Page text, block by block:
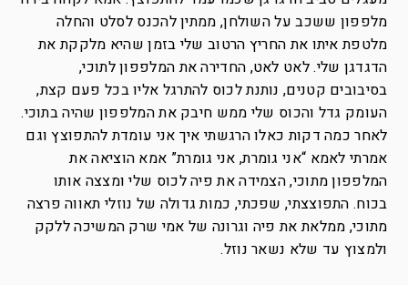
מלפפון ששכב על השולחן, ממתין להכנס לסלט והחלה
מלטפת איתו את החריץ הרטוב שלי בזמן שהיא מלקקת את
הדגדגן שלי. לאט לאט, החדירה את המלפפון לתוכי,
בסיבובים קטנים, נותנת לכוס להתרגל אליו בכל פעם קצת,
העומק גדל והכוס שלי ממש חיבק את המלפפון שהיה בתוכי.
לאחר כמה דקות כאלו הרגשתי איך אני עומדת להתפוצץ וגם
אמרתי לאמא “אני גומרת, אני גומרת” אמא הוציאה את
המלפפון מתוכי, הצמידה את פיה לכוס שלי ומצצה אותו
בכוח. התפוצצתי, שפכתי, כמות גדולה של נוזלי תאווה פרצה
מתוכי, ממלאת את פיה וגרונה של אמי שרק המשיכה ללקק
ולמצוץ עד שלא נשאר נוזל.